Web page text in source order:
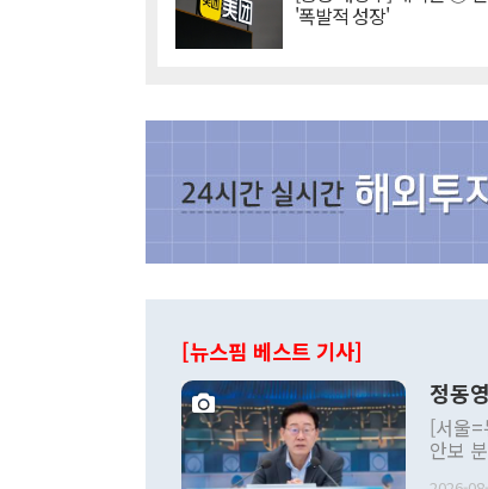
'폭발적 성장'
[뉴스핌 베스트 기사]
정동
[서울=
안보